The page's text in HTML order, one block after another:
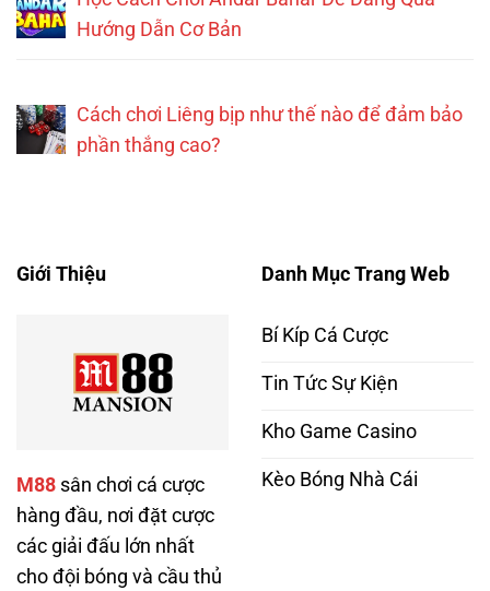
Hướng Dẫn Cơ Bản
Cách chơi Liêng bịp như thế nào để đảm bảo
phần thắng cao?
Giới Thiệu
M88 sân chơi cá cược
hàng đầu, nơi đặt cược
các giải đấu lớn nhất
cho đội bóng và cầu thủ
Danh Mục Trang Web
Bí Kíp Cá Cược
Tin Tức Sự Kiện
Kho Game Casino
Kèo Bóng Nhà Cái